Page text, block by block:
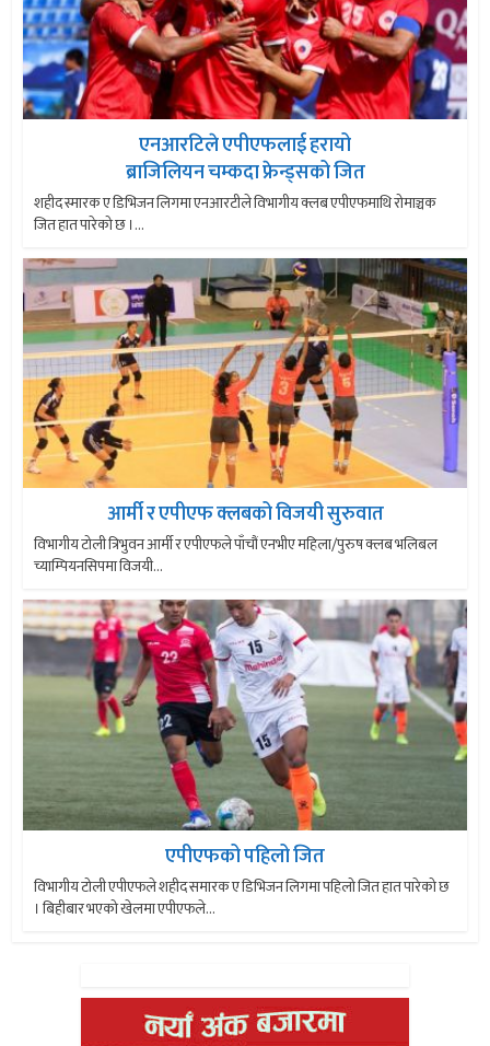
एनआरटिले एपीएफलाई हरायो
ब्राजिलियन चम्कदा फ्रेन्ड्सको जित
शहीद स्मारक ए डिभिजन लिगमा एनआरटीले विभागीय क्लब एपीएफमाथि रोमाञ्चक
जित हात पारेको छ ।...
आर्मी र एपीएफ क्लबको विजयी सुरुवात
विभागीय टोली त्रिभुवन आर्मी र एपीएफले पाँचौं एनभीए महिला/पुरुष क्लब भलिबल
च्याम्पियनसिपमा विजयी...
एपीएफको पहिलो जित
विभागीय टोली एपीएफले शहीद समारक ए डिभिजन लिगमा पहिलो जित हात पारेको छ
। बिहीबार भएको खेलमा एपीएफले...